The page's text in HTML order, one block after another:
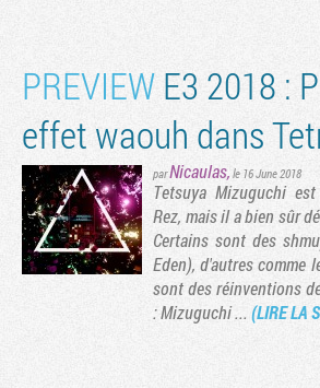
PREVIEW E3 2018 :
effet waouh dans
parNicaulas, le 16 June 2018
Tetsuya Mizuguchi
Rez, mais il a bien sûr
Certains sont des
Eden), d'autres comme
sont des réinventions
: Mizuguchi ... (LIRE LA